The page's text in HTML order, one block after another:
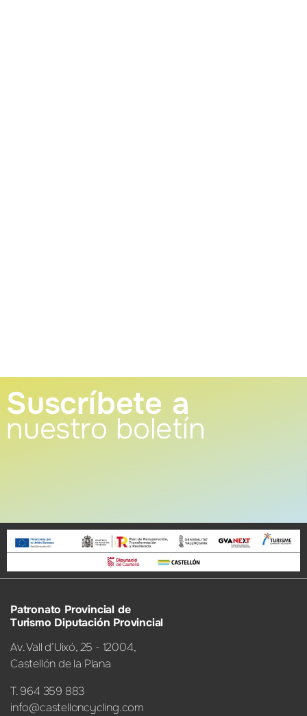
Suscríbete a
nuestro boletín
Patronato Provincial de
Turismo Diputación Provincial
Av. Vall d’Uixó, 25 - 12004,
Castellón de la Plana
T. 964 359 883
info@castelloncycling.com